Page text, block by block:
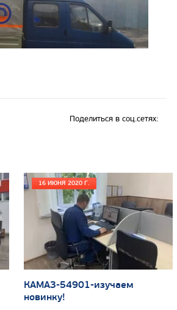
Поделиться в соц.сетях:
16 ИЮНЯ 2020 Г.
КАМАЗ-54901-изучаем
новинку!